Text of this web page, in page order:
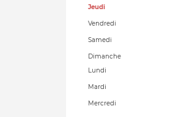
Jeudi
Vendredi
Samedi
Dimanche
Lundi
Mardi
Mercredi